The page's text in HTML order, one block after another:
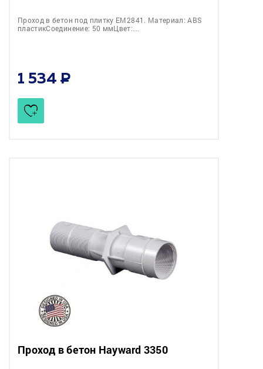
Проход в бетон под плитку EM2841. Материал: ABS
пластикСоединение: 50 ммЦвет:…
1 534
Проход в бетон Hayward 3350